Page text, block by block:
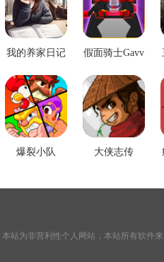
我的养家日记
无限金币版
假面骑士Gavv
变身模拟器
(GavvSIM)
爆裂小队 大侠志传
本站为非营利性个人网站，本站所有软件